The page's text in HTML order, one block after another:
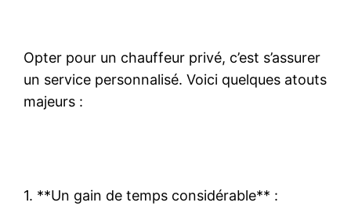
Opter pour un chauffeur privé, c’est s’assurer
un service personnalisé. Voici quelques atouts
majeurs :
1. **Un gain de temps considérable** :